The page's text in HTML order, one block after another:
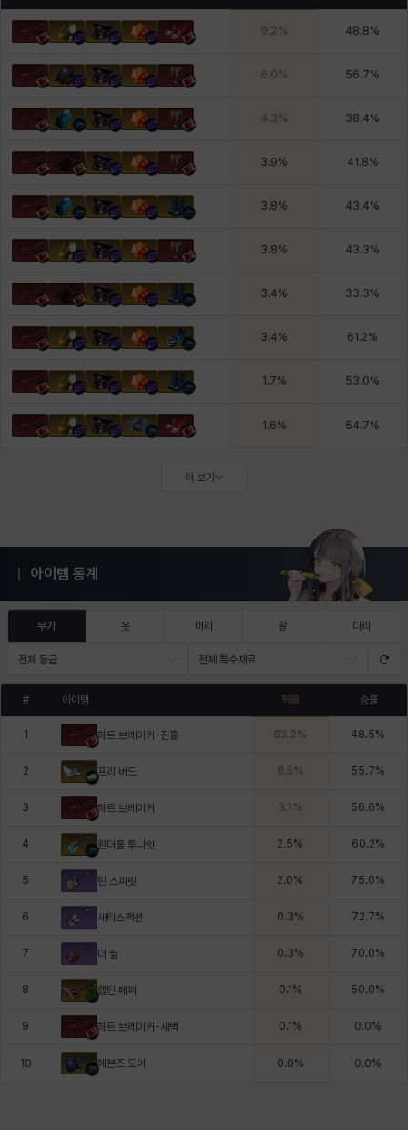
9.2% 48.8%
6.0% 56.7%
4.3% 38.4%
3.9% 41.8%
3.8% 43.4%
3.8% 43.3%
3.4% 33.3%
3.4% 61.2%
1.7% 53.0%
1.6% 54.7%
더 보기
아이템 통계
무기 옷 머리 팔 다리
전체 등급 전체 특수재료
# 아이템 픽률 승률
1 하트 브레이커-진홍 83.2% 48.5%
2 프리 버드 8.5% 55.7%
3 하트 브레이커 3.1 % 56.6%
4 원더풀 투나잇 2.5% 60.2%
5 틴 스피릿 2.0% 75.0%
6 새티스팩션 0.3% 72.7%
7 더 월 0.3% 70.0%
8 캡틴 페퍼 0.1 % 50.0%
9 하트 브레이커-새벽 0.1 % 0.0%
10 헤븐즈 도어 0.0% 0.0%